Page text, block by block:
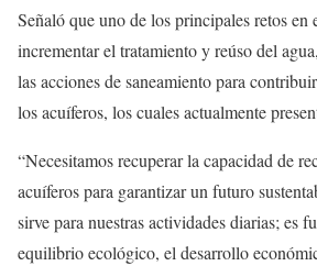
Señaló que uno de los principales retos en
incrementar el tratamiento y reúso del
las acciones de saneamiento para
los acuíferos, los cuales actualmente
“Necesitamos recuperar la capacidad de
acuíferos para garantizar un futuro
sirve para nuestras actividades diarias; es
equilibrio ecológico, el desarrollo